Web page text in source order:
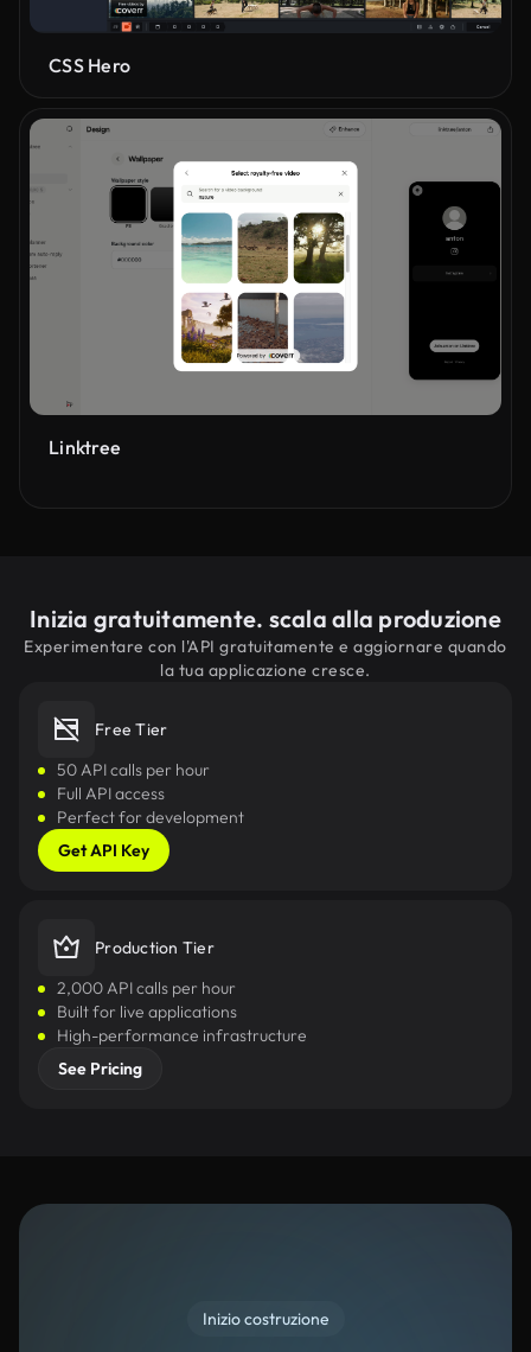
CSS Hero
Linktree
Inizia gratuitamente. scala alla produzione
Experimentare con l'API gratuitamente e aggiornare quando
la tua applicazione cresce.
Free Tier
50 API calls per hour
Full API access
Perfect for development
Get API Key
Production Tier
2,000 API calls per hour
Built for live applications
High-performance infrastructure
See Pricing
Inizio costruzione